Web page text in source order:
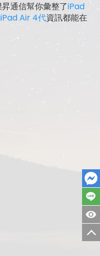
通信幫你彙整了iPad
iPad Air 4代資訊都能在